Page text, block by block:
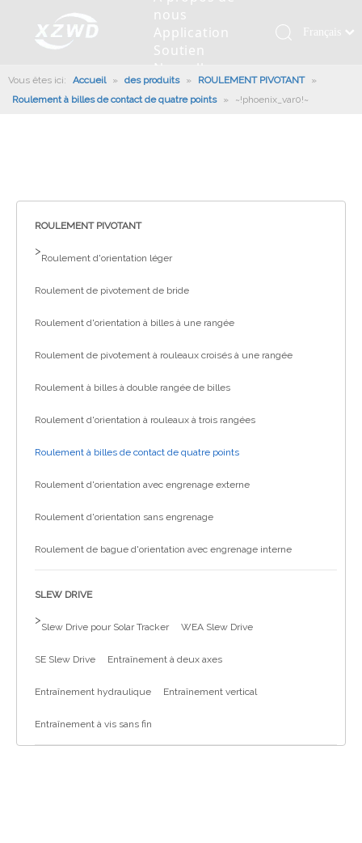
Roulement pivotant
nous
Profil de la société
Équipements de test
Application
Machines d'ingénierie
Robot De Soudage
Soutien
Installation de roulement
Fabrication
Nouvelles
Anneaux de pivotement
Nouvelles de l'industrie
Contactez
nous
Français
românesc
Türk dili
Italiano
Vous êtes ici: Accueil » des produits » ROULEMENT PIVOTANT
»
Roulement à billes de contact de quatre points
» ~!phoenix_var0!~
ROULEMENT PIVOTANT
>
Roulement d'orientation léger
Roulement de pivotement de bride
Roulement d'orientation à billes à une rangée
Roulement de pivotement à rouleaux croisés à une rangée
Roulement à billes à double rangée de billes
Roulement d'orientation à rouleaux à trois rangées
Roulement à billes de contact de quatre points
Roulement d'orientation avec engrenage externe
Roulement d'orientation sans engrenage
Roulement de bague d'orientation avec engrenage interne
SLEW DRIVE
>
Slew Drive pour Solar Tracker WEA Slew Drive
SE Slew Drive Entraînement à deux axes
Entraînement hydraulique Entraînement vertical
Entraînement à vis sans fin